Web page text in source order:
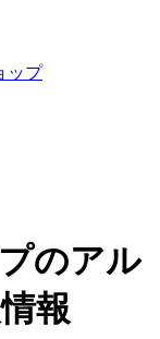
ップ
のアル
報